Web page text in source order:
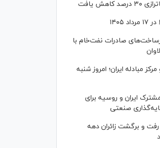
یافت
صادرات نفت‌خام با
مبادله ایران؛ امروز شنبه
ایران و روسیه برای
صنعتی
و برگشت زائران دهه